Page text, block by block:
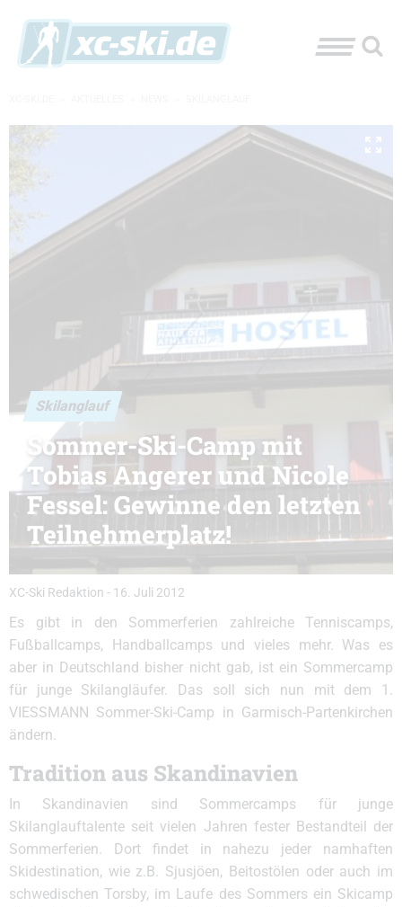
Skilanglauf
Sommer-Ski-Camp mit
Tobias Angerer und Nicole
Fessel: Gewinne den letzten
Teilnehmerplatz!
XC-Ski Redaktion - 16. Juli 2012
Es gibt in den Sommerferien zahlreiche Tenniscamps,
Fußballcamps, Handballcamps und vieles mehr. Was es
aber in Deutschland bisher nicht gab, ist ein Sommercamp
für junge Skilangläufer. Das soll sich nun mit dem 1.
VIESSMANN Sommer-Ski-Camp in Garmisch-Partenkirchen
ändern.
Tradition aus Skandinavien
In Skandinavien sind Sommercamps für junge
Skilanglauftalente seit vielen Jahren fester Bestandteil der
Sommerferien. Dort findet in nahezu jeder namhaften
Skidestination, wie z.B. Sjusjöen, Beitostölen oder auch im
schwedischen Torsby, im Laufe des Sommers ein Skicamp